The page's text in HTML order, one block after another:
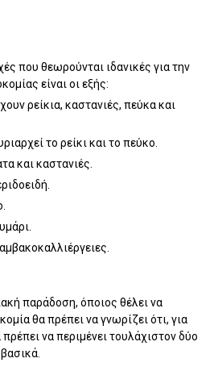
που θεωρούνται ιδανικές για την
είναι οι εξής:
ρείκια, καστανιές, πεύκα και
το ρείκι και το πεύκο.
και καστανιές.
παράδοση, όποιος θέλει να
θα πρέπει να γνωρίζει ότι, για
να περιμένει τουλάχιστον δύο